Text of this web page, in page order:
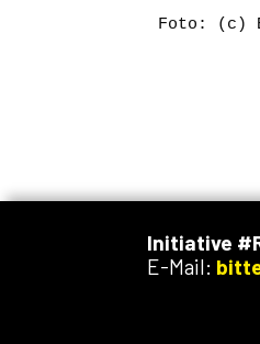
Foto: (c)
Initiative
E-Mail: